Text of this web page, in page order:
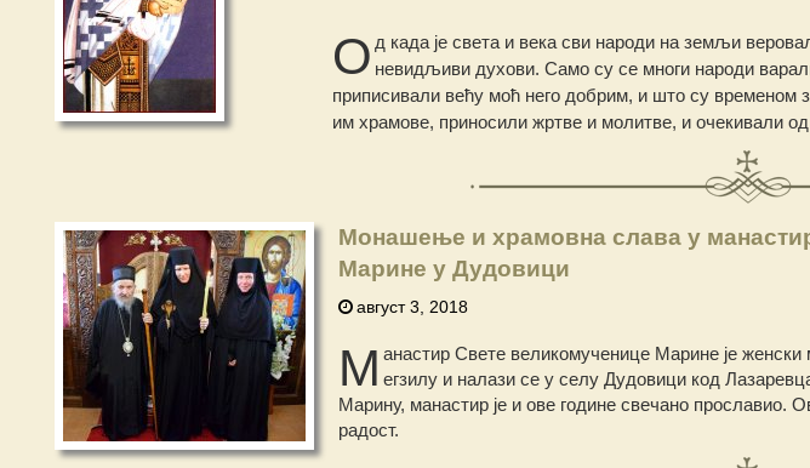
О д када је света и века сви народи на земљи
невидљиви духови. Само су се многи народи
приписивали већу моћ него добрим, и што су временом
им храмове, приносили жртве и молитве, и очекивали
Монашење и храмовна слава у
Марине у Дудовици
август 3, 2018
М анастир Свете великомученице Марине је женски
егзилу и налази се у селу Дудовици код
Марину, манастир је и ове године свечано прославио.
радост.